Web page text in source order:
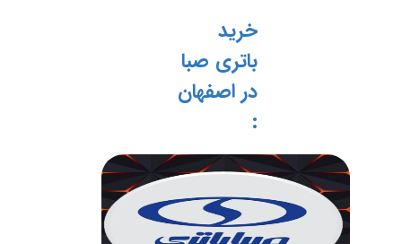
خرید
باتری صبا
در اصفهان
: